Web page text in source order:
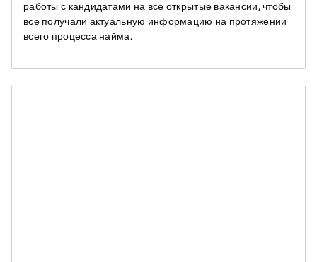
работы с кандидатами на все открытые вакансии, чтобы
все получали актуальную информацию на протяжении
всего процесса найма.